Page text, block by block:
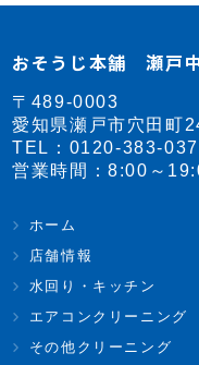
おそうじ本舗 瀬戸
〒489-0003
愛知県瀬戸市穴田町
TEL： 0120-383-037
営業時間：8:00～
ホーム
店舗情報
水回り・キッチン
エアコンクリーニング
その他クリーニング